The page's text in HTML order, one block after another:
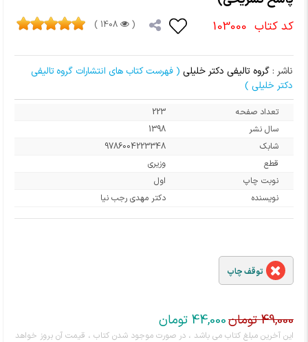
کد کتاب 103000
(
1408 )
ناشر : گروه تالیفی دکتر خلیلی ( فهرست کتاب های انتشارات گروه تالیفی
دکتر خلیلی )
تعداد صفحه
223
سال نشر
1398
شابک
9786004223348
قطع
وزیری
نوبت چاپ
اول
نویسنده
دکتر مهدی رجب نیا
توقف چاپ
49,000 تومان
قیمت
44,000 تومان
قیمت
این آخرین مبلغ کتاب می باشد ، در صورت موجود شدن کتاب ، قیمت آن بروز خواهد